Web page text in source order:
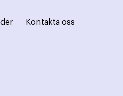
Kontakta oss